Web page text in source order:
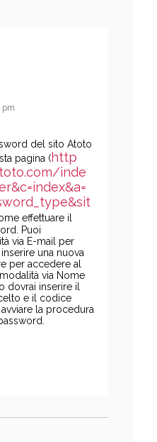
pm
del sito Atoto
pagina (http
inde
effettuare il
Puoi
via E-mail per
una nuova
per accedere al
via Nome
dovrai inserire il
e il codice
la procedura